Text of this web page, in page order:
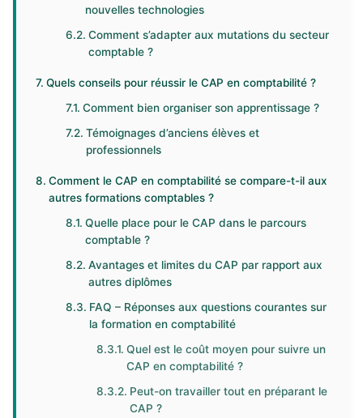
nouvelles technologies
Comment s’adapter aux mutations du secteur
comptable ?
Quels conseils pour réussir le CAP en comptabilité ?
Comment bien organiser son apprentissage ?
Témoignages d’anciens élèves et
professionnels
Comment le CAP en comptabilité se compare-t-il aux
autres formations comptables ?
Quelle place pour le CAP dans le parcours
comptable ?
Avantages et limites du CAP par rapport aux
autres diplômes
FAQ – Réponses aux questions courantes sur
la formation en comptabilité
Quel est le coût moyen pour suivre un
CAP en comptabilité ?
Peut-on travailler tout en préparant le
CAP ?